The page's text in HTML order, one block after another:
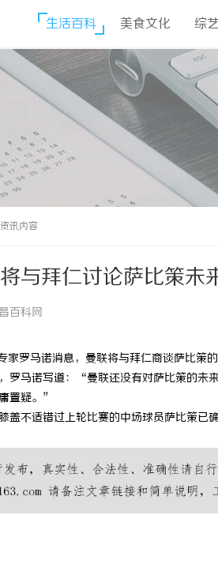
生活百科 美食文化 综
资讯内容
与拜仁讨论萨比策未
百科网
家罗马诺消息，曼联将与拜仁商谈萨比策
罗马诺写道：“曼联还没有对萨比策的未
置疑。”
盖不适错过上轮比赛的中场球员萨比策已